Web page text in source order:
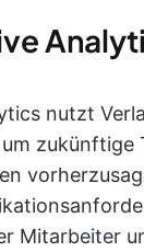
nutzt
zukünftige
Mitarbeiter